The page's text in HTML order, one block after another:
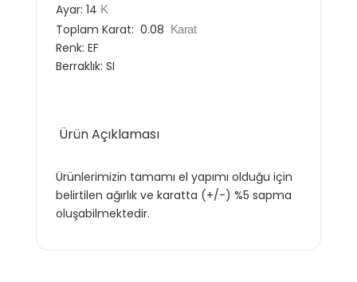
Ayar: 14 K
Toplam Karat: 0.08 Karat
Renk: EF
Berraklık: SI
Ürün Açıklaması
Ürünlerimizin tamamı el yapımı olduğu için
belirtilen ağırlık ve karatta (+/-) %5 sapma
oluşabilmektedir.